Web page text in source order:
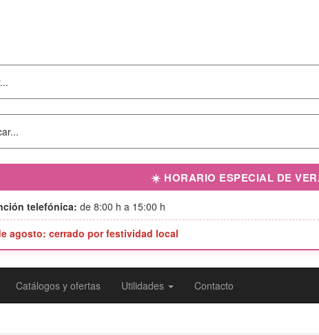
☀️ HORARIO ESPECIAL DE
telefónica: de 8:00 h a 15:00 h
agosto: cerrado por festividad local
Catálogos y ofertas Utilidades Contacto